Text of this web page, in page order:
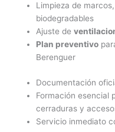
Limpieza de
biodegradables
Ajuste de
Plan preventivo
Berenguer
Documentación
Formación esencial
cerraduras y
Servicio inmediato